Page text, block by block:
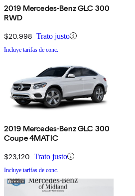
2019 Mercedes-Benz GLC 300
RWD
$20,998 Trato justo
Incluye tarifas de conc.
2019 Mercedes-Benz GLC 300
Coupe 4MATIC
$23,120 Trato justo
Incluye tarifas de conc.